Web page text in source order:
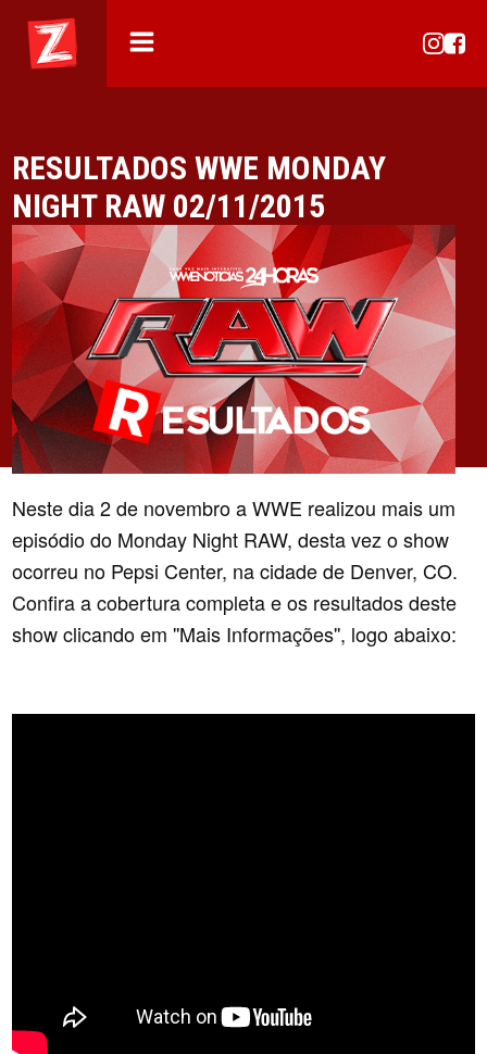
RESULTADOS WWE MONDAY
NIGHT RAW 02/11/2015
Neste dia 2 de novembro a WWE realizou mais um
episódio do Monday Night RAW, desta vez o show
ocorreu no Pepsi Center, na cidade de Denver, CO.
Confira a cobertura completa e os resultados deste
show clicando em ''Mais Informações'', logo abaixo: